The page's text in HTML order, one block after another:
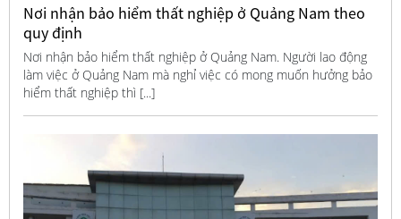
Nơi nhận bảo hiểm thất nghiệp ở Quảng Nam theo
quy định
Nơi nhận bảo hiểm thất nghiệp ở Quảng Nam. Người lao động
làm việc ở Quảng Nam mà nghỉ việc có mong muốn hưởng bảo
hiểm thất nghiệp thì [...]